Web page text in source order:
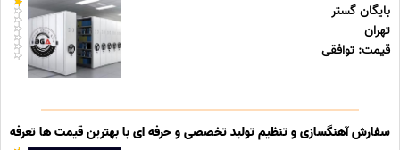
بایگان گستر
تهران
قیمت: توافقی
سفارش آهنگسازی و تنظیم تولید تخصصی و حرفه ای با بهترین قیمت ها تعرفه